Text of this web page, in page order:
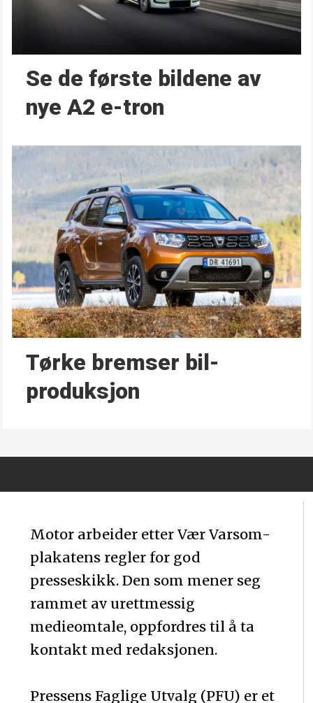
Se de første bildene av
nye A2 e-tron
Tørke bremser bil­
produksjon
Motor arbeider etter Vær Varsom-
plakatens regler for god
presseskikk. Den som mener seg
rammet av urettmessig
medieomtale, oppfordres til å ta
kontakt med redaksjonen.
Pressens Faglige Utvalg (PFU) er et